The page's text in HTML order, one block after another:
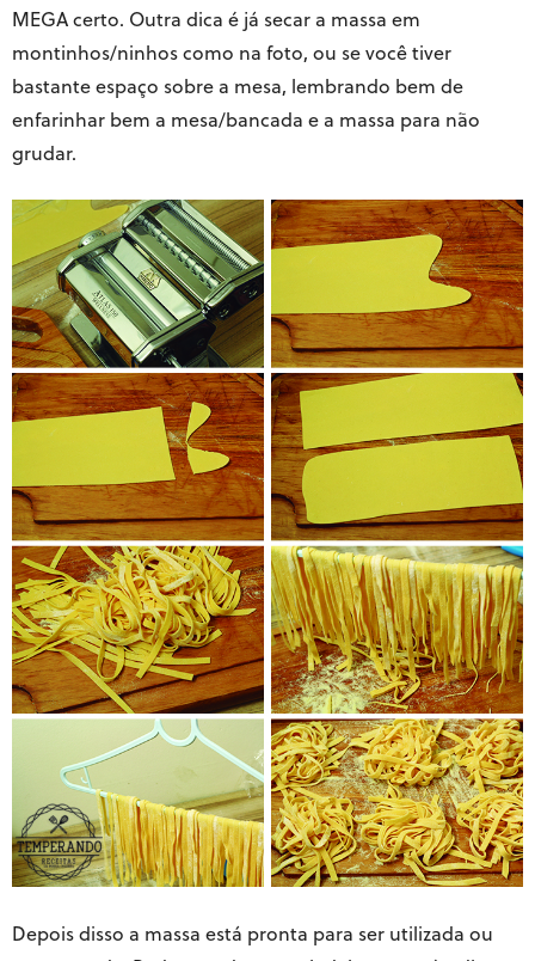
MEGA certo. Outra dica é já secar a massa em
montinhos/ninhos como na foto, ou se você tiver
bastante espaço sobre a mesa, lembrando bem de
enfarinhar bem a mesa/bancada e a massa para não
grudar.
Depois disso a massa está pronta para ser utilizada ou